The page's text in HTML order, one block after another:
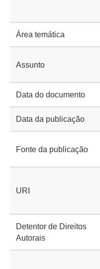
Área temática
Assunto
Data do documento
Data da publicação
Fonte da publicação
URI
Detentor de Direitos
Autorais